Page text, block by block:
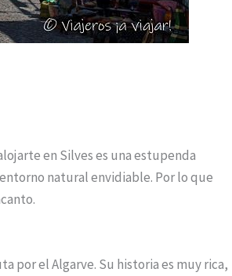
en Silves es una estupenda
natural envidiable. Por lo que
por el Algarve. Su historia es muy rica,